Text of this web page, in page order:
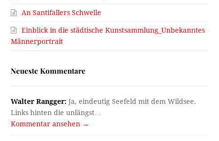
An Santifallers Schwelle
Einblick in die städtische Kunstsammlung_Unbekanntes
Männerportrait
Neueste Kommentare
Walter Rangger: Ja, eindeutig Seefeld mit dem Wildsee.
Links hinten die unlängst…
Kommentar ansehen →